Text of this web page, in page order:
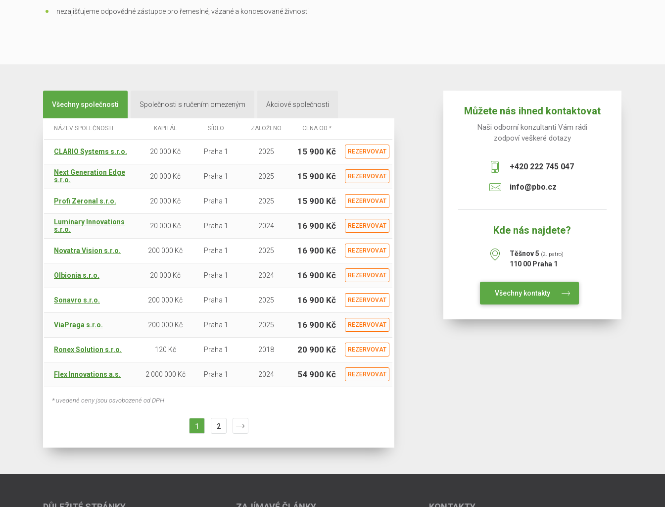
nezajišťujeme odpovědné zástupce pro řemeslné, vázané a koncesované živnosti
Všechny společnosti Společnosti s ručením omezeným Akciové společnosti
NÁZEV SPOLEČNOSTI KAPITÁL SÍDLO ZALOŽENO CENA OD *
CLARIO Systems s.r.o. 20 000 Kč Praha 1 2025 15 900 Kč REZERVOVAT
Next Generation Edge
s.r.o.
20 000 Kč Praha 1 2025 15 900 Kč REZERVOVAT
Profi Zeronal s.r.o. 20 000 Kč Praha 1 2025 15 900 Kč REZERVOVAT
Luminary Innovations
s.r.o.
20 000 Kč Praha 1 2024 16 900 Kč REZERVOVAT
Novatra Vision s.r.o. 200 000 Kč Praha 1 2025 16 900 Kč REZERVOVAT
Olbionia s.r.o. 20 000 Kč Praha 1 2024 16 900 Kč REZERVOVAT
Sonavro s.r.o. 200 000 Kč Praha 1 2025 16 900 Kč REZERVOVAT
ViaPraga s.r.o. 200 000 Kč Praha 1 2025 16 900 Kč REZERVOVAT
Ronex Solution s.r.o. 120 Kč Praha 1 2018 20 900 Kč REZERVOVAT
Flex Innovations a.s. 2 000 000 Kč Praha 1 2024 54 900 Kč REZERVOVAT
* uvedené ceny jsou osvobozené od DPH
1 2
Můžete nás ihned kontaktovat
Naši odborní konzultanti Vám rádi
zodpoví veškeré dotazy
+420 222 745 047
info@pbo.cz
Kde nás najdete?
Těšnov 5 (2. patro)
110 00 Praha 1
Všechny kontakty